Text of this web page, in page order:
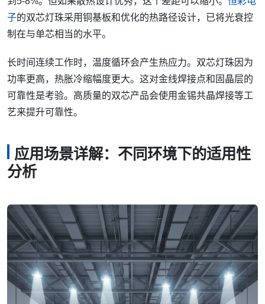
子的双芯灯珠采用铜基板和优化的热路径设计，已将光衰控
制在与单芯相当的水平。
长时间连续工作时，温度循环会产生热应力。双芯灯珠因为
功率更高，热胀冷缩幅度更大。这对金线焊接点和固晶层的
可靠性是考验。高质量的双芯产品会使用金锡共晶焊接等工
艺来提升可靠性。
应用场景详解：不同环境下的适用性
分析